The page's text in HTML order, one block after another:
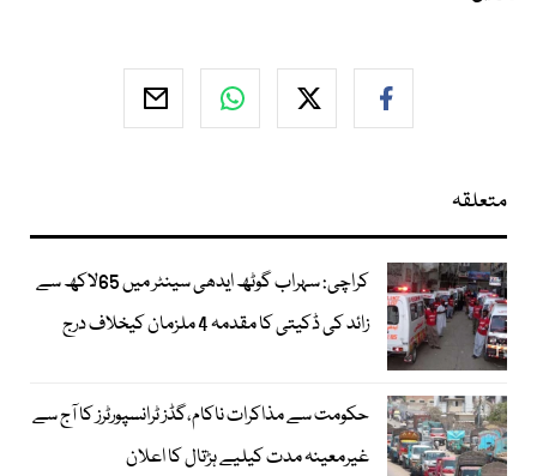
متعلقہ
کراچی: سہراب گوٹھ ایدھی سینٹر میں 65لاکھ سے
زائد کی ڈکیتی کا مقدمہ 4 ملزمان کیخلاف درج
حکومت سے مذاکرات ناکام،گڈز ٹرانسپورٹرز کا آج سے
غیرمعینہ مدت کیلیے ہڑتال کا اعلان